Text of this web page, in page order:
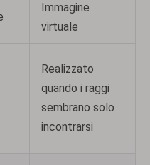
Immagine
virtuale
Realizzato
quando i raggi
sembrano solo
incontrarsi